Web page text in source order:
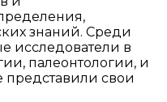
знаний. Среди
исследователи в
палеонтологии, и
представили свои